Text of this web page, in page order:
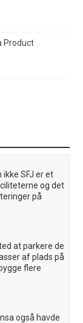
Product
ikke SFJ er et
og det
på
at parkere de
af plads på
flere
også havde